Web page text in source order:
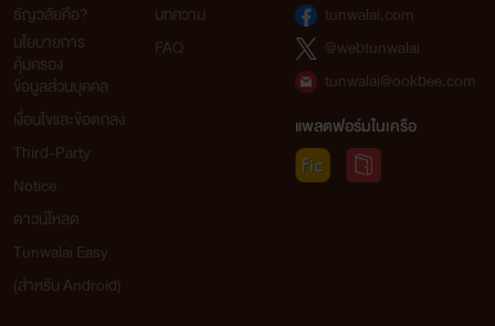
ธัญวลัยคือ?
นโยบายการ
คุ้มครอง
ข้อมูลส่วนบุคคล
เงื่อนไขและข้อตกลง
Third-Party
Notice
ดาวน์โหลด
Tunwalai Easy
(สำหรับ Android)
บทความ
FAQ
tunwalai.com
@webtunwalai
tunwalai@ookbee.com
แพลตฟอร์มในเครือ